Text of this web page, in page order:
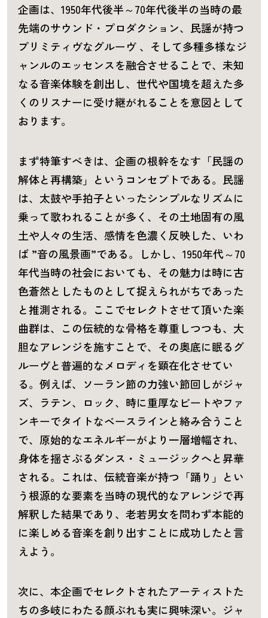
企画は、1950年代後半～70年代後半の当時の最
先端のサウンド・プロダクション、民謡が持つ
プリミティヴなグルーヴ 、そして多種多様なジ
ャンルのエッセンスを融合させることで、未知
なる音楽体験を創出し、世代や国境を超えた多
くのリスナーに受け継がれることを意図として
おります。
まず特筆すべきは、企画の根幹をなす「民謡の
解体と再構築」というコンセプトである。民謡
は、太鼓や手拍子といったシンプルなリズムに
乗って歌われることが多く、その土地固有の風
土や人々の生活、感情を色濃く反映した、いわ
ば ”音の風景画”である。しかし、1950年代～70
年代当時の社会においても、その魅力は時に古
色蒼然としたものとして捉えられがちであった
と推測される。ここでセレクトさせて頂いた楽
曲群は、この伝統的な骨格を尊重しつつも、大
胆なアレンジを施すことで、その奥底に眠るグ
ルーヴと普遍的なメロディを顕在化させてい
る。例えば、ソーラン節の力強い節回しがジャ
ズ、ラテン、ロック、時に重厚なビートやファ
ンキーでタイトなベースラインと絡み合うこと
で、原始的なエネルギーがより一層増幅され、
身体を揺さぶるダンス・ミュージックへと昇華
される。これは、伝統音楽が持つ「踊り」とい
う根源的な要素を当時の現代的なアレンジで再
解釈した結果であり、老若男女を問わず本能的
に楽しめる音楽を創り出すことに成功したと言
えよう。
次に、本企画でセレクトされたアーティストた
ちの多岐にわたる顔ぶれも実に興味深い。ジャ